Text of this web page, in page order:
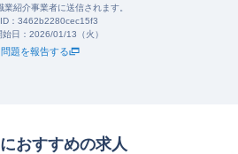
業紹介事業者に送信されます。
： 3462b2280cec15f3
日： 2026/01/13（火）
問題を報告する
おすすめの求人